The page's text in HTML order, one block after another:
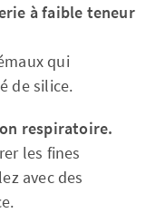
à faible teneur
qui
de silice.
respiratoire.
les fines
avec des